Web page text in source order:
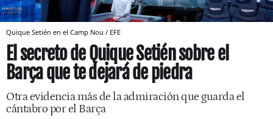
Quique Setién en el Camp Nou / EFE
El secreto de Quique Setién sobre el
Barça que te dejará de piedra
Otra evidencia más de la admiración que guarda el
cántabro por el Barça